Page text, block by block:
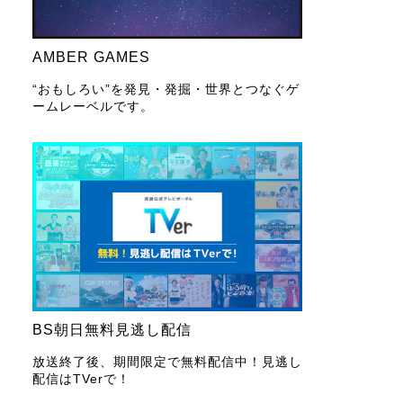
AMBER GAMES
“おもしろい”を発見・発掘・世界とつなぐゲ
ームレーベルです。
BS朝日無料見逃し配信
放送終了後、期間限定で無料配信中！見逃し
配信はTVerで！